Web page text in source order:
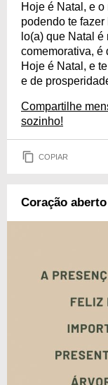
Hoje é Natal, e
podendo te
lo(a) que Natal
comemorativa, é
Hoje é Natal, e
e de
Compartilhe
sozinho!
COPIAR
Coração aberto